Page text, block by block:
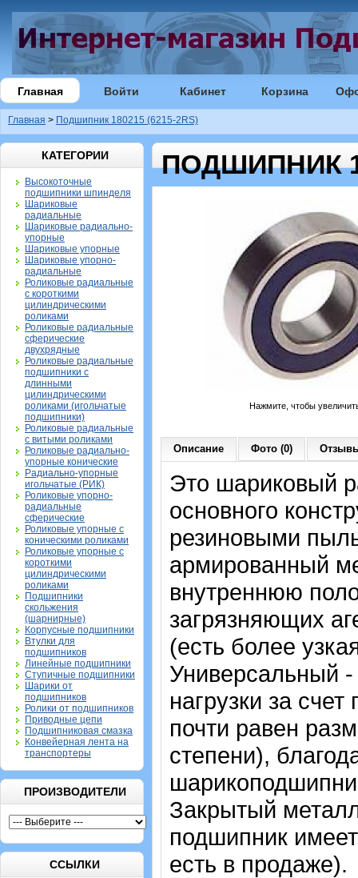
Главная Войти Кабинет Корзина
Главная > Подшипник 180215 (6215-2RS)
КАТЕГОРИИ
Высокоточные
подшипники шпинделя
Шариковые
радиальные
Шариковые радиально-
упорные
Шариковые упорные
Шариковые упорно-
радиальные
Роликовые радиальные
с короткими
цилиндрическими
роликами
Роликовые радиальные
сферические
двухрядные
Роликовые радиальные
подшипники с
длинными
цилиндрическими
роликами (игольчатые
подшипники)
Роликовые радиальные
с витыми роликами
Роликовые радиально-
упорные конические
Радиально-упорные
игольчатые (РИК)
Роликовые упорно-
радиальные
сферические
Роликовые упорные с
коническими роликами
Роликовые упорные с
короткими
цилиндрическими
роликами
Подшипники
скольжения
(шарнирные)
Корпусные подшипники
Втулки для
подшипников
Линейные подшипники
Ступичные подшипники
Шарики от
подшипников
Ролики от подшипников
Приводные цепи
Подшипниковая смазка
Конвейерная лента на
транспортеры
ПРОИЗВОДИТЕЛИ
ССЫЛКИ
ПОДШИПНИК
Нажмите, чтобы
Описание Фото (0)
Это шариковый
основного
резиновыми
армированный
внутреннюю
загрязняющих
(есть более
Универсальный
нагрузки за
почти равен
степени),
Закрытый
подшипник
есть в продаже).